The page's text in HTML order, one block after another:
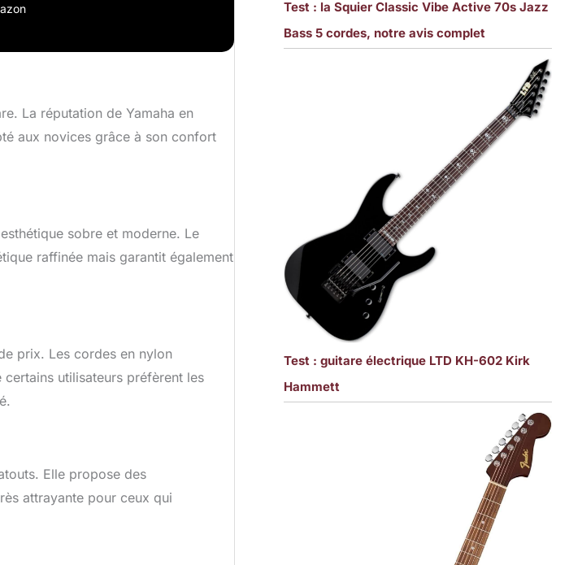
La réputation de Yamaha en
aux novices grâce à son confort
sobre et moderne. Le
raffinée mais garantit également
prix. Les cordes en nylon
utilisateurs préfèrent les
Elle propose des
attrayante pour ceux qui
Test : la Squier Classic Vibe Active 70s Jazz
Bass 5 cordes, notre avis complet
Test : guitare électrique LTD KH-602 Kirk
Hammett